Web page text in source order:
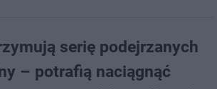
serię podejrzanych
– potrafią naciągnąć